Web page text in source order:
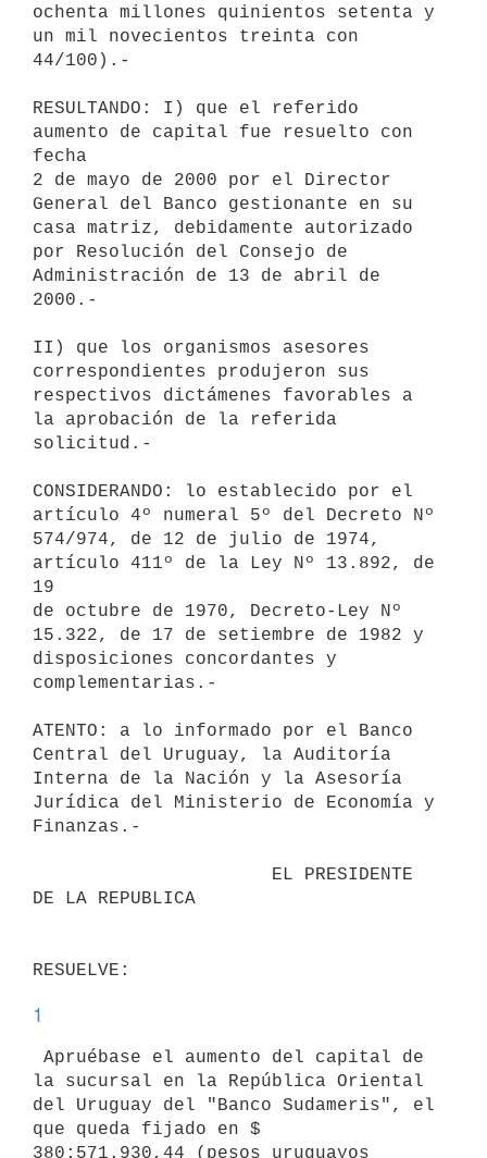
ochenta millones quinientos setenta y
un mil novecientos treinta con
44/100).-
RESULTANDO: I) que el referido
aumento de capital fue resuelto con
fecha
2 de mayo de 2000 por el Director
General del Banco gestionante en su
casa matriz, debidamente autorizado
por Resolución del Consejo de
Administración de 13 de abril de
2000.-
II) que los organismos asesores
correspondientes produjeron sus
respectivos dictámenes favorables a
la aprobación de la referida
solicitud.-
CONSIDERANDO: lo establecido por el
artículo 4º numeral 5º del Decreto Nº
574/974, de 12 de julio de 1974,
artículo 411º de la Ley Nº 13.892, de
19
de octubre de 1970, Decreto-Ley Nº
15.322, de 17 de setiembre de 1982 y
disposiciones concordantes y
complementarias.-
ATENTO: a lo informado por el Banco
Central del Uruguay, la Auditoría
Interna de la Nación y la Asesoría
Jurídica del Ministerio de Economía y
Finanzas.-
DE LA REPUBLICA
1
la sucursal en la República Oriental
del Uruguay del "Banco Sudameris", el
que queda fijado en $
380:571.930,44 (pesos uruguayos